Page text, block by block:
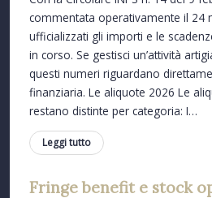
commentata operativamente il
ufficializzati gli importi e le
in corso. Se gestisci un’attività
questi numeri riguardano
finanziaria. Le aliquote 2026 Le
restano distinte per categoria: I…
Leggi tutto
Fringe benefit e stock